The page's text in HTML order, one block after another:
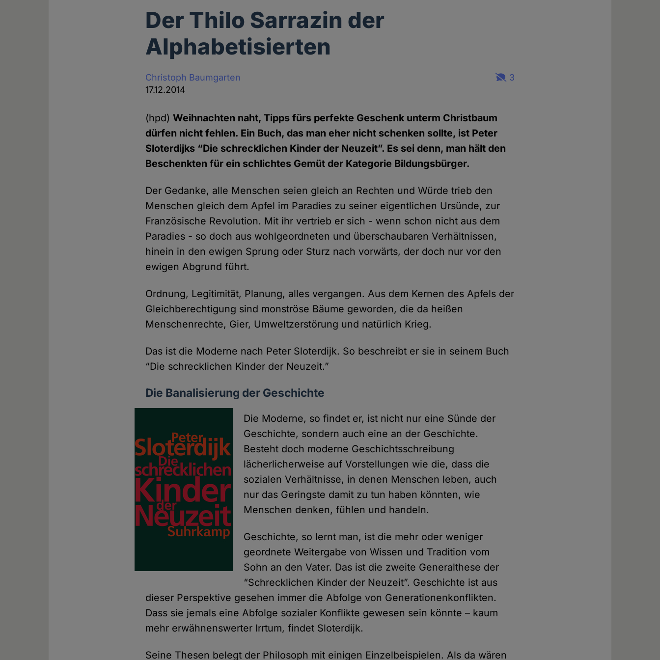
Der Thilo Sarrazin der
Alphabetisierten
Christoph Baumgarten
17.12.2014
3
(hpd)Weihnachten naht, Tipps fürs perfekte Geschenk unterm Christbaum
dürfen nicht fehlen. Ein Buch, das man eher nicht schenken sollte, ist Peter
Sloterdijks “Die schrecklichen Kinder der Neuzeit”. Es sei denn, man hält den
Beschenkten für ein schlichtes Gemüt der Kategorie Bildungsbürger.
Der Gedanke, alle Menschen seien gleich an Rechten und Würde trieb den
Menschen gleich dem Apfel im Paradies zu seiner eigentlichen Ursünde, zur
Französische Revolution. Mit ihr vertrieb er sich - wenn schon nicht aus dem
Paradies - so doch aus wohlgeordneten und überschaubaren Verhältnissen,
hinein in den ewigen Sprung oder Sturz nach vorwärts, der doch nur vor den
ewigen Abgrund führt.
Ordnung, Legitimität, Planung, alles vergangen. Aus dem Kernen des Apfels der
Gleichberechtigung sind monströse Bäume geworden, die da heißen
Menschenrechte, Gier, Umweltzerstörung und natürlich Krieg.
Das ist die Moderne nach Peter Sloterdijk. So beschreibt er sie in seinem Buch
“Die schrecklichen Kinder der Neuzeit.”
Die Banalisierung der Geschichte
Die Moderne, so findet er, ist nicht nur eine Sünde der
Geschichte, sondern auch eine an der Geschichte.
Besteht doch moderne Geschichtsschreibung
lächerlicherweise auf Vorstellungen wie die, dass die
sozialen Verhältnisse, in denen Menschen leben, auch
nur das Geringste damit zu tun haben könnten, wie
Menschen denken, fühlen und handeln.
Geschichte, so lernt man, ist die mehr oder weniger
geordnete Weitergabe von Wissen und Tradition vom
Sohn an den Vater. Das ist die zweite Generalthese der
“Schrecklichen Kinder der Neuzeit”. Geschichte ist aus
dieser Perspektive gesehen immer die Abfolge von Generationenkonflikten.
Dass sie jemals eine Abfolge sozialer Konflikte gewesen sein könnte – kaum
mehr erwähnenswerter Irrtum, findet Sloterdijk.
Seine Thesen belegt der Philosoph mit einigen Einzelbeispielen. Als da wären